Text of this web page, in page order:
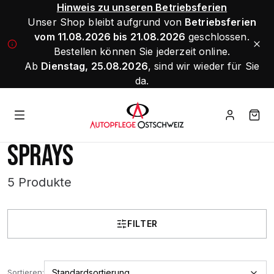
Hinweis zu unseren Betriebsferien
Unser Shop bleibt aufgrund von Betriebsferien
vom 11.08.2026 bis 21.08.2026 geschlossen.
Bestellen können Sie jederzeit online.
Ab Dienstag, 25.08.2026, sind wir wieder für Sie
da.
SPRAYS
5 Produkte
FILTER